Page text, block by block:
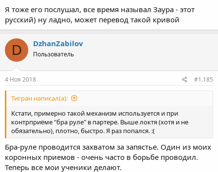
Я тоже его послушал, все время называл Заура - этот
русский) ну ладно, может перевод такой кривой
D DzhanZabilov
Пользователь
4 Ноя 2018 #1.185
Тигран написал(а):
Кстати, примерно такой механизм используется и при
контрприёме "бра руле" в партере. Выше локтя (хотя и не
обязательно), плотно, быстро. Я раз попался. :(
Бра-руле проводится захватом за запястье. Один из моих
коронных приемов - очень часто в борьбе проводил.
Теперь все мои ученики делают.